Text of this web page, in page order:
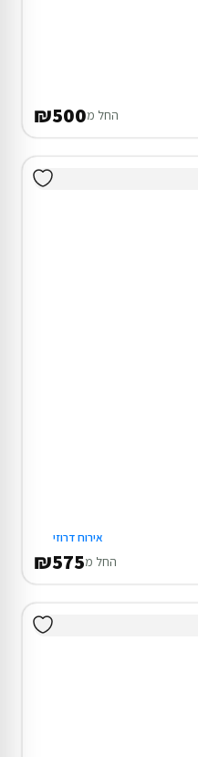
החל מ₪500
אירוח דרוזי
החל מ₪575